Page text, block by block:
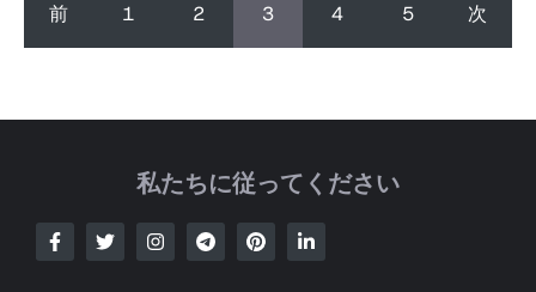
前 1 2 3 4 5 次
私たちに従ってください